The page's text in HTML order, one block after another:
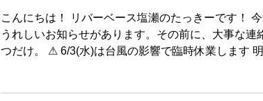
てます。まだの方はこの機会にぜひ。 ▶︎ 公式LINE
する 🎣 今週の攻め方 先週は台風と雨で水温が一度
ました。 今週は晴れの予報なので、じわじわまた水
こんにちは！ リバーベース塩瀬のたっきーです！
うれしいお知らせがあります。その前に、大事な連
つだけ。 ⚠ 6/3(水)は台風の影響で臨時休業します 明